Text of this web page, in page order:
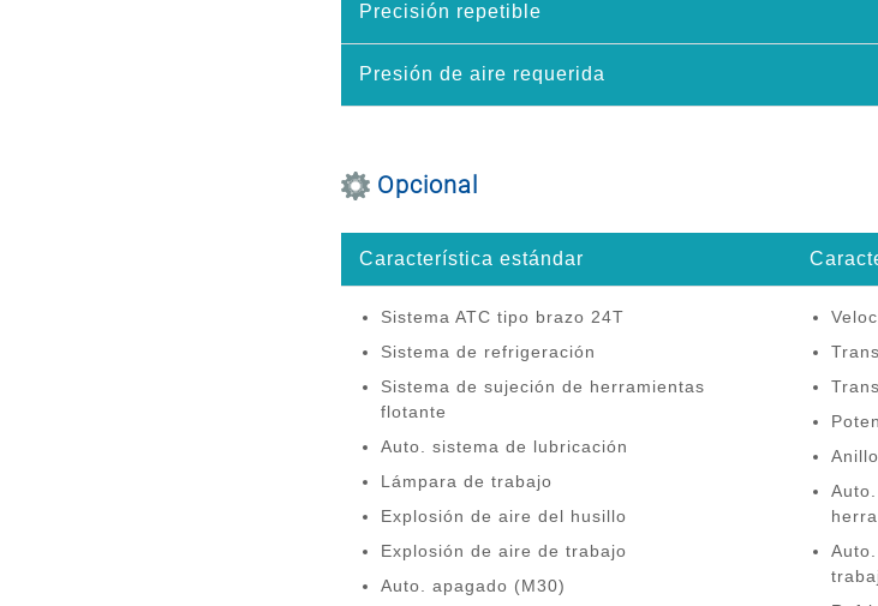
Precisión repetible
Presión de aire requerida
Opcional
Característica estándar
Sistema ATC tipo brazo 24T
Sistema de refrigeración
Sistema de sujeción de herramientas
flotante
Auto. sistema de lubricación
Lámpara de trabajo
Explosión de aire del husillo
Explosión de aire de trabajo
Auto. apagado (M30)